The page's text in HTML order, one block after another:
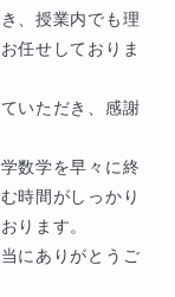
、授業内でも理
任せしておりま
いただき、感謝
数学を早々に終
時間がしっかり
ります。
にありがとうご